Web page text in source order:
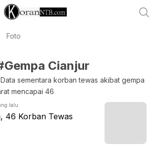
Foto
Cianjur
Data sementara korban tewas akibat gempa
mencapai 46
lalu
46 Korban Tewas